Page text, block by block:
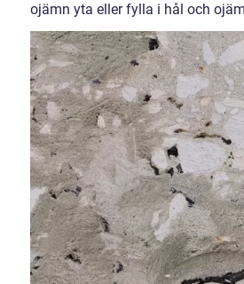
ojämn yta eller fylla i hål och